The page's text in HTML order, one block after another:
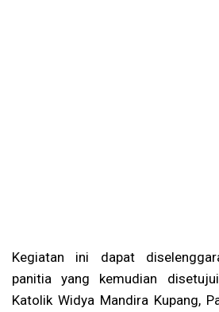
Kegiatan ini dapat
panitia yang kemudian
Katolik Widya Mandira Kupang,